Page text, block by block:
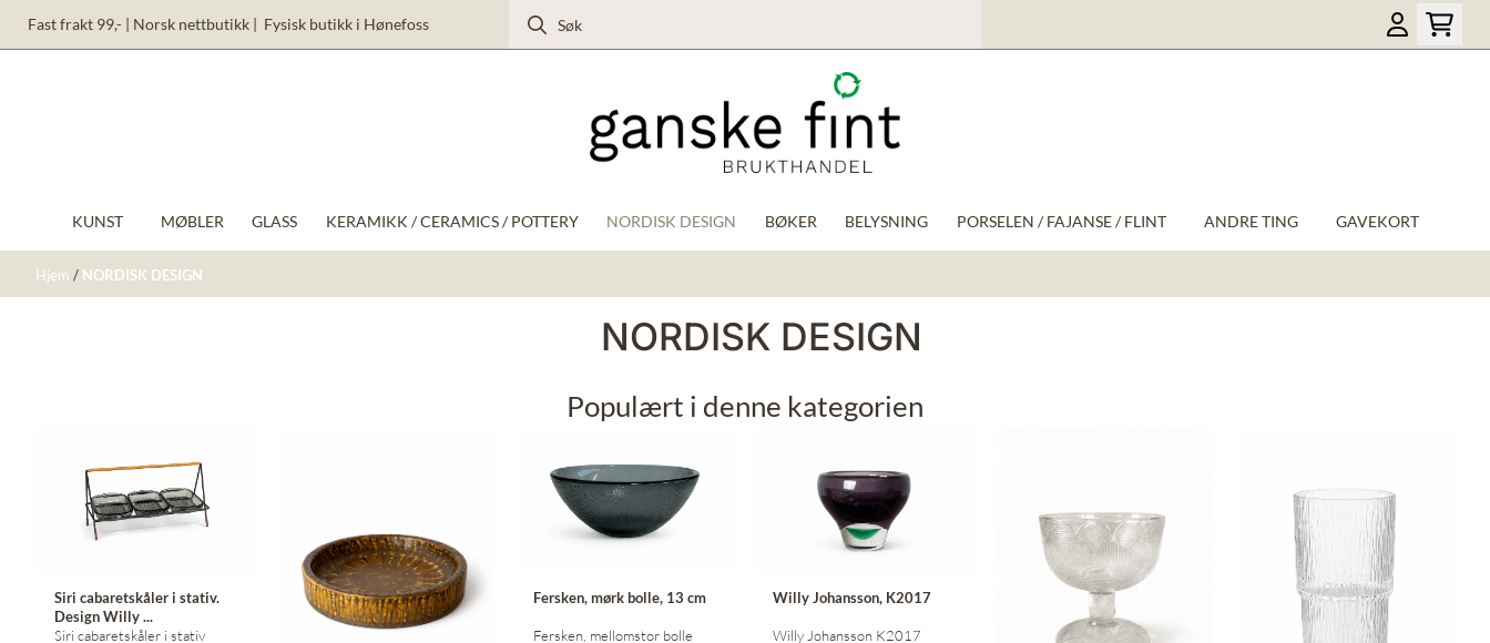
Hopp til innhold
Fast frakt 99,- | Norsk nettbutikk | Fysisk butikk i Hønefoss
KUNST MØBLER GLASS KERAMIKK / CERAMICS / POTTERY NORDISK DESIGN BØKER BELYSNING PORSELEN / FAJANSE / FLINT ANDRE TING GAVEKORT
Hjem / NORDISK DESIGN
NORDISK DESIGN
Populært i denne kategorien
Siri cabaretskåler i stativ.
Design Willy ...
Siri cabaretskåler i stativ
Fersken, mørk bolle, 13 cm
Fersken, mellomstor bolle
Willy Johansson, K2017
Willy Johansson K2017